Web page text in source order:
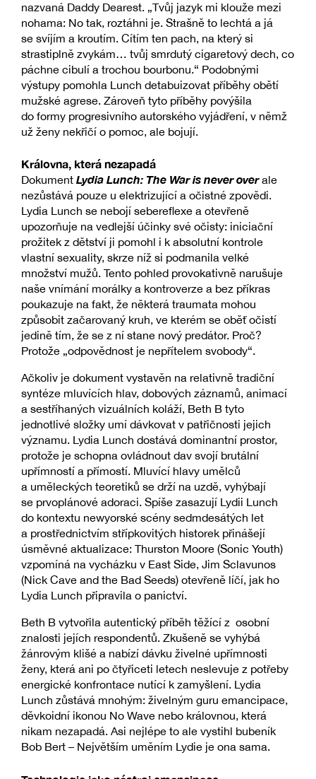
nazvaná Daddy Dearest. „Tvůj jazyk mi klouže mezi
nohama: No tak, roztáhni je. Strašně to lechtá a já
se svíjím a kroutím. Cítím ten pach, na který si
strastiplně zvykám… tvůj smrdutý cigaretový dech, co
páchne cibulí a trochou bourbonu.“ Podobnými
výstupy pomohla Lunch detabuizovat příběhy obětí
mužské agrese. Zároveň tyto příběhy povýšila
do formy progresivního autorského vyjádření, v němž
už ženy nekřičí o pomoc, ale bojují.
Královna, která nezapadá
Dokument Lydia Lunch: The War is never overale
nezůstává pouze u elektrizující a očistné zpovědi.
Lydia Lunch se nebojí sebereflexe a otevřeně
upozorňuje na vedlejší účinky své očisty: iniciační
prožitek z dětství ji pomohl i k absolutní kontrole
vlastní sexuality, skrze níž si podmanila velké
množství mužů. Tento pohled provokativně narušuje
naše vnímání morálky a kontroverze a bez příkras
poukazuje na fakt, že některá traumata mohou
způsobit začarovaný kruh, ve kterém se oběť očistí
jedině tím, že se z ní stane nový predátor. Proč?
Protože „odpovědnost je nepřítelem svobody“.
Ačkoliv je dokument vystavěn na relativně tradiční
syntéze mluvících hlav, dobových záznamů, animací
a sestříhaných vizuálních koláží, Beth B tyto
jednotlivé složky umí dávkovat v patřičnosti jejich
významu. Lydia Lunch dostává dominantní prostor,
protože je schopna ovládnout dav svojí brutální
upřímností a přímostí. Mluvící hlavy umělců
a uměleckých teoretiků se drží na uzdě, vyhýbají
se prvoplánové adoraci. Spíše zasazují Lydii Lunch
do kontextu newyorské scény sedmdesátých let
a prostřednictvím střípkovitých historek přinášejí
úsměvné aktualizace: Thurston Moore (Sonic Youth)
vzpomíná na vycházku v East Side, Jim Sclavunos
(Nick Cave and the Bad Seeds) otevřeně líčí, jak ho
Lydia Lunch připravila o panictví.
Beth B vytvořila autentický příběh těžící z osobní
znalosti jejích respondentů. Zkušeně se vyhýbá
žánrovým klišé a nabízí dávku živelné upřímnosti
ženy, která ani po čtyřiceti letech neslevuje z potřeby
energické konfrontace nutící k zamyšlení. Lydia
Lunch zůstává mnohým: živelným guru emancipace,
děvkoidní ikonou No Wave nebo královnou, která
nikam nezapadá. Asi nejlépe to ale vystihl bubeník
Bob Bert – Největším uměním Lydie je ona sama.